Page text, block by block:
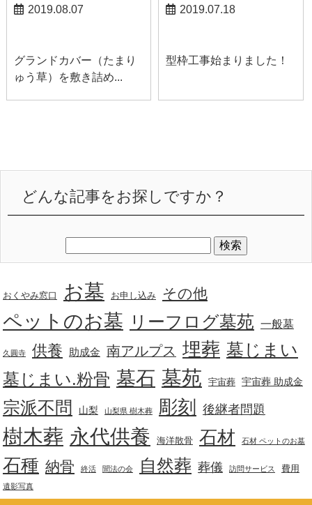
2019.08.07
グランドカバー（たまり
ゅう草）を敷き詰め...
2019.07.18
型枠工事始まりました！
どんな記事をお探しですか？
おくやみ窓口 お墓 お申し込み その他
ペットのお墓 リーフログ墓苑 一般墓
久圓寺 供養 助成金 南アルプス 埋葬 墓じまい
墓じまい.粉骨 墓石 墓苑 宇宙葬 宇宙葬 助成金
宗派不問 山梨 山梨県 樹木葬 彫刻 後継者問題
樹木葬 永代供養 海洋散骨 石材 石材 ペットのお墓
石種 納骨 終活 聞法の会 自然葬 葬儀 訪問サービス 費用
遺影写真